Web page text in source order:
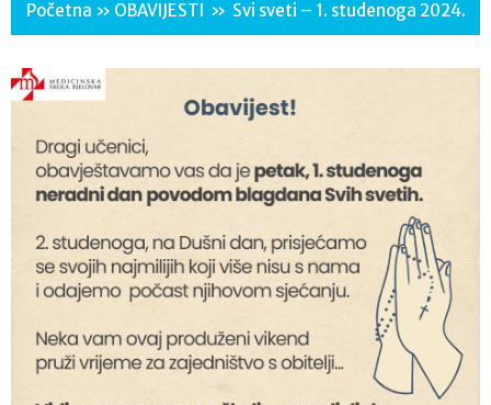
Početna » OBAVIJESTI » Svi sveti – 1. studenoga 2024.